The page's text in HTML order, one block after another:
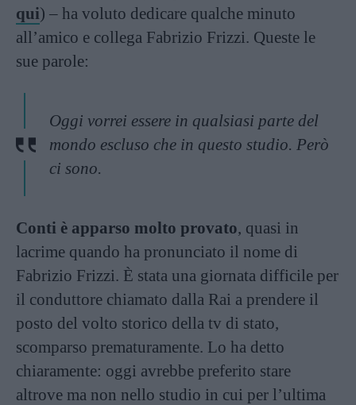
qui) – ha voluto dedicare qualche minuto
all’amico e collega Fabrizio Frizzi. Queste le
sue parole:
Oggi vorrei essere in qualsiasi parte del
mondo escluso che in questo studio. Però
ci sono.
Conti è apparso molto provato, quasi in
lacrime quando ha pronunciato il nome di
Fabrizio Frizzi. È stata una giornata difficile per
il conduttore chiamato dalla Rai a prendere il
posto del volto storico della tv di stato,
scomparso prematuramente. Lo ha detto
chiaramente: oggi avrebbe preferito stare
altrove ma non nello studio in cui per l’ultima